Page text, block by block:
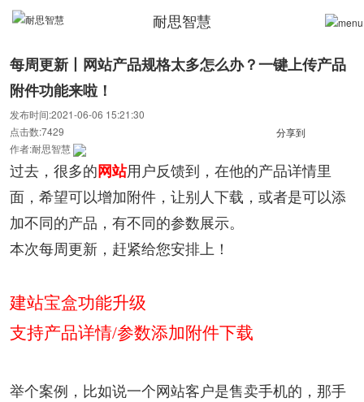
耐思智慧
每周更新丨网站产品规格太多怎么办？一键上传产品
附件功能来啦！
发布时间:2021-06-06 15:21:30
点击数:7429
作者:耐思智慧
分享到
过去，很多的 网站用户反馈到，在他的产品详情里
面，希望可以增加附件，让别人下载，或者是可以添
加不同的产品，有不同的参数展示。
本次每周更新，赶紧给您安排上！
建站宝盒功能升级
支持产品详情/参数添加附件下载
举个案例，比如说一个网站客户是售卖手机的，那手